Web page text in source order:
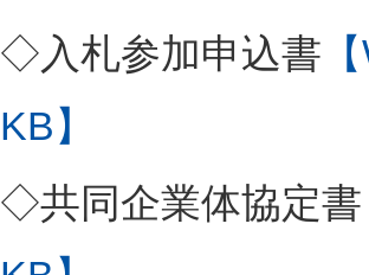
◇入札参加申込書
KB】
◇共同企業体協定書